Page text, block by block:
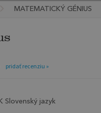
MATEMATICKÝ GÉNIUS
pridať recenziu »
Slovenský jazyk